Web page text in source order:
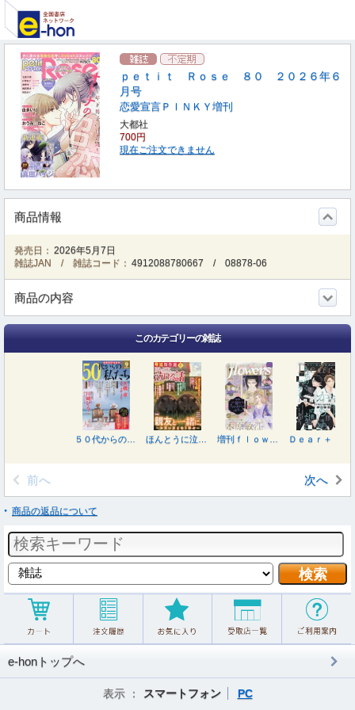
ｐｅｔｉｔ Ｒｏｓｅ ８０ ２０２６年６
月号
恋愛宣言ＰＩＮＫＹ増刊
大都社
700円
現在ご注文できません
商品情報
発売日： 2026年5月7日
雑誌JAN / 雑誌コード： 4912088780667 /08878-06
商品の内容
このカテゴリーの雑誌
前へ 次へ
商品の返品について
e-honトップへ
表示 ： スマートフォン PC